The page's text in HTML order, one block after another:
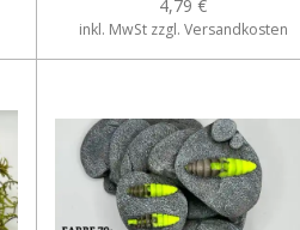
4,79 €
inkl. MwSt zzgl. Versandkosten